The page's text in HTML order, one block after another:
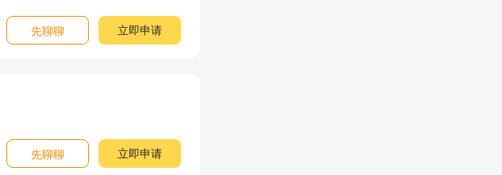
先聊聊 立即申请
先聊聊 立即申请